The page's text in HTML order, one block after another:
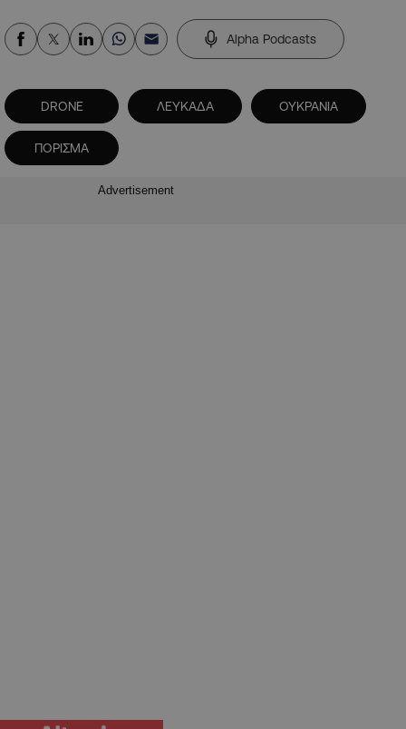
Alpha Podcasts
DRONE ΛΕΥΚΑΔΑ ΟΥΚΡΑΝΙΑ
ΠΟΡΙΣΜΑ
Advertisement